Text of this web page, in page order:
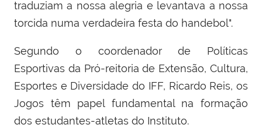
traduziam a nossa alegria e levantava a nossa
torcida numa verdadeira festa do handebol".
Segundo o coordenador de Políticas
Esportivas da Pró-reitoria de Extensão, Cultura,
Esportes e Diversidade do IFF, Ricardo Reis, os
Jogos têm papel fundamental na formação
dos estudantes-atletas do Instituto.